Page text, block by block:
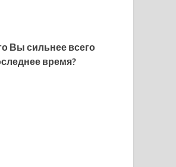
Вы сильнее всего
время?